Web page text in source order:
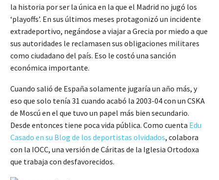
la historia por ser la única en la que el Madrid no jugó los
‘playoffs’. En sus últimos meses protagonizó un incidente
extradeportivo, negándose a viajar a Grecia por miedo a que
sus autoridades le reclamasen sus obligaciones militares
como ciudadano del país. Eso le costó una sanción
económica importante.
Cuando salió de España solamente jugaría un año más, y
eso que solo tenía 31 cuando acabó la 2003-04 con un CSKA
de Moscú en el que tuvo un papel más bien secundario.
Desde entonces tiene poca vida pública. Como cuenta Edu
Casado en su Blog de los deportistas olvidados, colabora
con la IOCC, una versión de Cáritas de la Iglesia Ortodoxa
que trabaja con desfavorecidos.